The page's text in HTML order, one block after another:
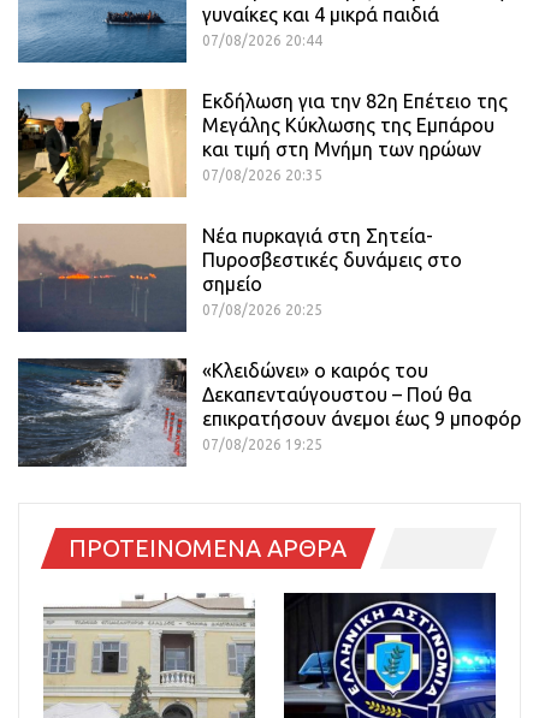
γυναίκες και 4 μικρά παιδιά
07/08/2026 20:44
Εκδήλωση για την 82η Επέτειο της
Μεγάλης Κύκλωσης της Εμπάρου
και τιμή στη Μνήμη των ηρώων
07/08/2026 20:35
Νέα πυρκαγιά στη Σητεία-
Πυροσβεστικές δυνάμεις στο
σημείο
07/08/2026 20:25
«Κλειδώνει» ο καιρός του
Δεκαπενταύγουστου – Πού θα
επικρατήσουν άνεμοι έως 9 μποφόρ
07/08/2026 19:25
ΠΡΟΤΕΙΝΟΜΕΝΑ ΑΡΘΡΑ